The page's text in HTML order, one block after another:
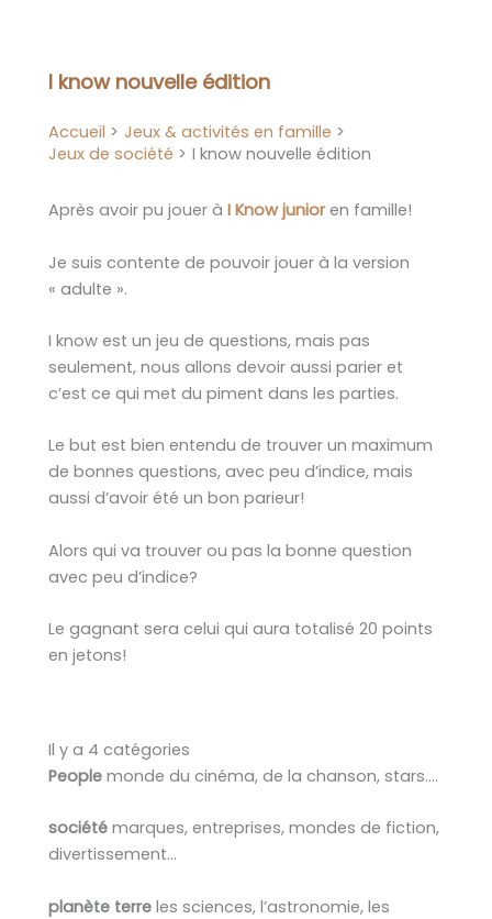
I know nouvelle édition
Accueil
Jeux & activités en famille
Jeux de société
I know nouvelle édition
Après avoir pu jouer à I Know junioren famille!
Je suis contente de pouvoir jouer à la version
« adulte ».
I know est un jeu de questions, mais pas
seulement, nous allons devoir aussi parier et
c’est ce qui met du piment dans les parties.
Le but est bien entendu de trouver un maximum
de bonnes questions, avec peu d’indice, mais
aussi d’avoir été un bon parieur!
Alors qui va trouver ou pas la bonne question
avec peu d’indice?
Le gagnant sera celui qui aura totalisé 20 points
en jetons!
Il y a 4 catégories
People monde du cinéma, de la chanson, stars….
société marques, entreprises, mondes de fiction,
divertissement…
planète terre les sciences, l’astronomie, les